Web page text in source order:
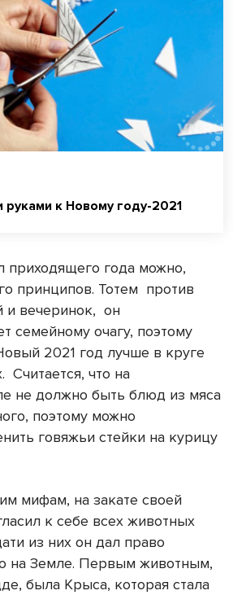
руками к Новому году-2021
приходящего года можно,
принципов. Тотем против
вечеринок, он
семейному очагу, поэтому
2021 год лучше в круге
Считается, что на
не должно быть блюд из мяса
поэтому можно
говяжьи стейки на курицу
мифам, на закате своей
к себе всех животных
из них он дал право
на Земле. Первым животным,
была Крыса, которая стала